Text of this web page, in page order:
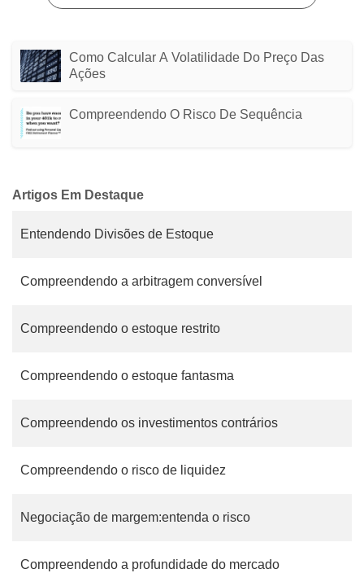
Como Calcular A Volatilidade Do Preço Das
Ações
Compreendendo O Risco De Sequência
Artigos Em Destaque
Entendendo Divisões de Estoque
Compreendendo a arbitragem conversível
Compreendendo o estoque restrito
Compreendendo o estoque fantasma
Compreendendo os investimentos contrários
Compreendendo o risco de liquidez
Negociação de margem:entenda o risco
Compreendendo a profundidade do mercado